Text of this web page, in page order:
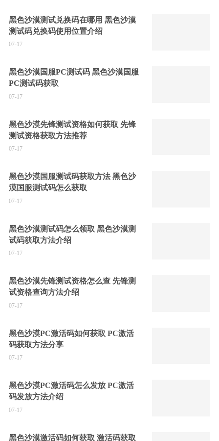
黑色沙漠测试兑换码在哪用 黑色沙漠
测试码兑换码使用位置介绍
07-17
黑色沙漠国服PC测试码 黑色沙漠国服
PC测试码获取
07-17
黑色沙漠先锋测试资格如何获取 先锋
测试资格获取方法推荐
07-17
黑色沙漠国服测试码获取方法 黑色沙
漠国服测试码怎么获取
07-17
黑色沙漠测试码怎么领取 黑色沙漠测
试码获取方法介绍
07-17
黑色沙漠先锋测试资格怎么查 先锋测
试资格查询方法介绍
07-17
黑色沙漠PC激活码如何获取 PC激活
码获取方法分享
07-17
黑色沙漠PC激活码怎么发放 PC激活
码发放方法介绍
07-17
黑色沙漠激活码如何获取 激活码获取